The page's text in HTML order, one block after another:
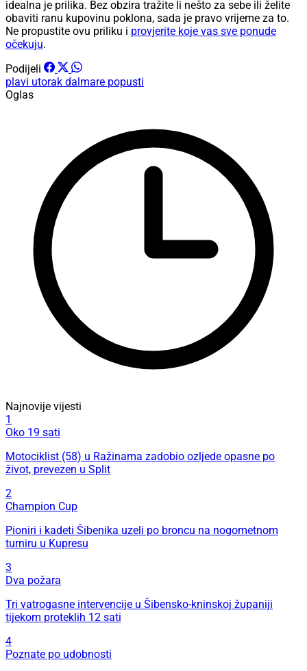
idealna je prilika. Bez obzira tražite li nešto za sebe ili želite
obaviti ranu kupovinu poklona, sada je pravo vrijeme za to.
Ne propustite ovu priliku i provjerite koje vas sve ponude
očekuju.
Podijeli
plavi utorak dalmare popusti
Oglas
Najnovije vijesti
1
Oko 19 sati
Motociklist (58) u Ražinama zadobio ozljede opasne po
život, prevezen u Split
2
Champion Cup
Pioniri i kadeti Šibenika uzeli po broncu na nogometnom
turniru u Kupresu
3
Dva požara
Tri vatrogasne intervencije u Šibensko-kninskoj županiji
tijekom proteklih 12 sati
4
Poznate po udobnosti